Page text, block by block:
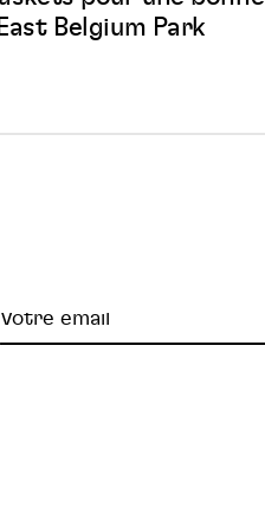
Belgium Park
Votre